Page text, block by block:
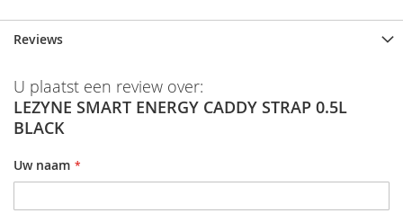
Reviews
U plaatst een review over:
LEZYNE SMART ENERGY CADDY STRAP 0.5L
BLACK
Uw naam